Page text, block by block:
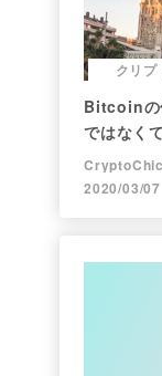
クリプ
Bitcoinの
ではなく
2020/03/07